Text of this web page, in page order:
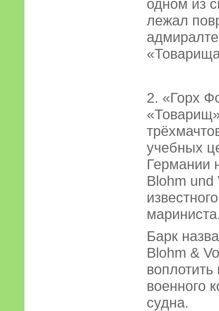
одном из
лежал
2. «Горх
учебных
Германии
Blohm und
Барк
Blohm &
воплотить
военного
судна.